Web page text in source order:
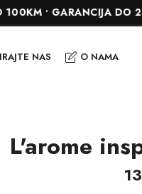
DO 24
NAS O NAMA
L'arome